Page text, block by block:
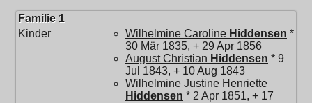
Familie 1
Kinder
Wilhelmine Caroline Hiddensen *
30 Mär 1835, + 29 Apr 1856
August Christian Hiddensen * 9
Jul 1843, + 10 Aug 1843
Wilhelmine Justine Henriette
Hiddensen * 2 Apr 1851, + 17